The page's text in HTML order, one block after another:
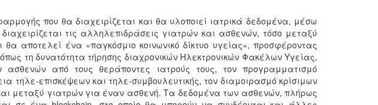
που θα διαχειρίζεται και θα υλοποιεί ιατρικά δεδομένα, μέσω
τις αλληλεπιδράσεις γιατρών και ασθενών, τόσο μεταξύ
αποτελεί ένα «παγκόσμιο κοινωνικό δίκτυο υγείας», προσφέροντας
τη δυνατότητα τήρησης διαχρονικών Ηλεκτρονικών Φακέλων Υγείας,
ασθενών από τους θεράποντες ιατρούς τους, τον προγραμματισμό
τηλε-επισκέψεων και τηλε-συμβουλευτικής, τον διαμοιρασμό κρίσιμων
μεταξύ γιατρών για έναν ασθενή. Τα δεδομένα των ασθενών, πλήρως